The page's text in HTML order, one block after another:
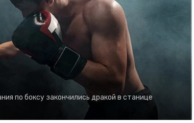
по боксу закончились дракой в станице